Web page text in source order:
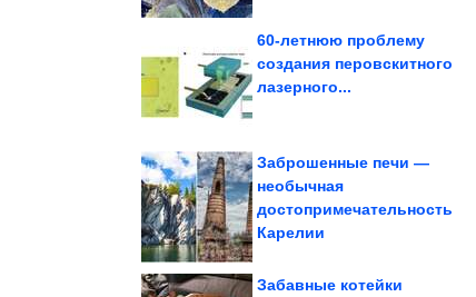
60-летнюю проблему
создания перовскитного
лазерного...
Заброшенные печи —
необычная
достопримечательность
Карелии
Забавные котейки